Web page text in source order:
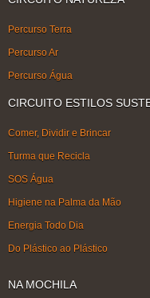
Percurso Terra
Percurso Ar
Percurso Água
CIRCUITO ESTILOS
Comer, Dividir e Brincar
Turma que Recicla
SOS Água
Higiene na Palma da Mão
Energia Todo Dia
Do Plástico ao Plástico
NA MOCHILA